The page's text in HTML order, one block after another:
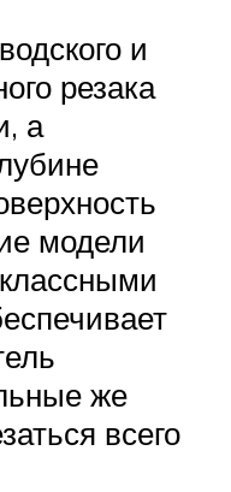
и
резака
а
модели
же
всего